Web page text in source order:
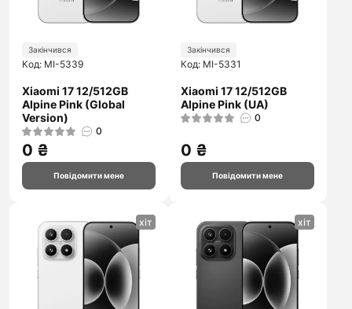
Закінчився
Код: MI-5339
Xiaomi 17 12/512GB
Alpine Pink (Global
Version)
0
0 ₴
Повідомити мене
Закінчився
Код: MI-5331
Xiaomi 17 12/512GB
Alpine Pink (UA)
0
0 ₴
Повідомити мене
хіт хіт